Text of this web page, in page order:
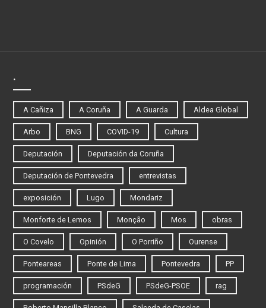
.
A Cañiza A Coruña A Guarda Aldea Global
Arbo BNG COVID-19 Cultura
Deputación Deputación da Coruña
Deputación de Pontevedra entrevistas
exposición Lugo Mondariz
Monforte de Lemos Monção Mos obras
O Covelo Opinión O Porriño Ourense
Ponteareas Ponte de Lima Pontevedra PP
programación PSdeG PSdeG-PSOE rag